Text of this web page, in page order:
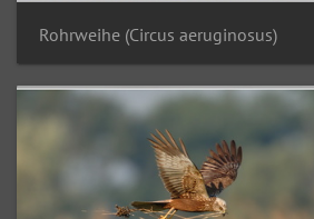
Rohrweihe (Circus aeruginosus)